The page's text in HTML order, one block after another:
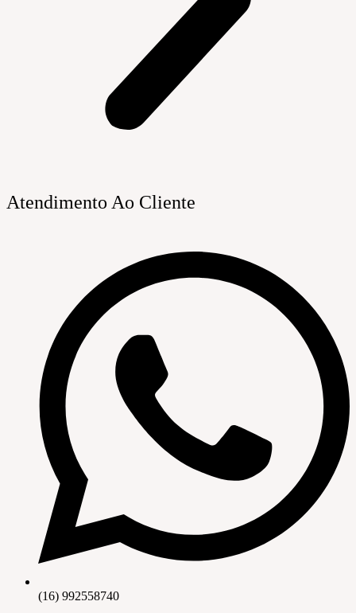
Atendimento Ao Cliente
(16) 992558740